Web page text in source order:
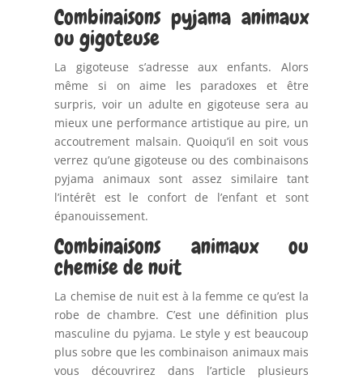
Combinaisons pyjama animaux
ou gigoteuse
La gigoteuse s’adresse aux enfants. Alors
même si on aime les paradoxes et être
surpris, voir un adulte en gigoteuse sera au
mieux une performance artistique au pire, un
accoutrement malsain. Quoiqu’il en soit vous
verrez qu’une gigoteuse ou des combinaisons
pyjama animaux sont assez similaire tant
l’intérêt est le confort de l’enfant et sont
épanouissement.
Combinaisons animaux ou
chemise de nuit
La chemise de nuit est à la femme ce qu’est la
robe de chambre. C’est une définition plus
masculine du pyjama. Le style y est beaucoup
plus sobre que les combinaison animaux mais
vous découvrirez dans l’article plusieurs